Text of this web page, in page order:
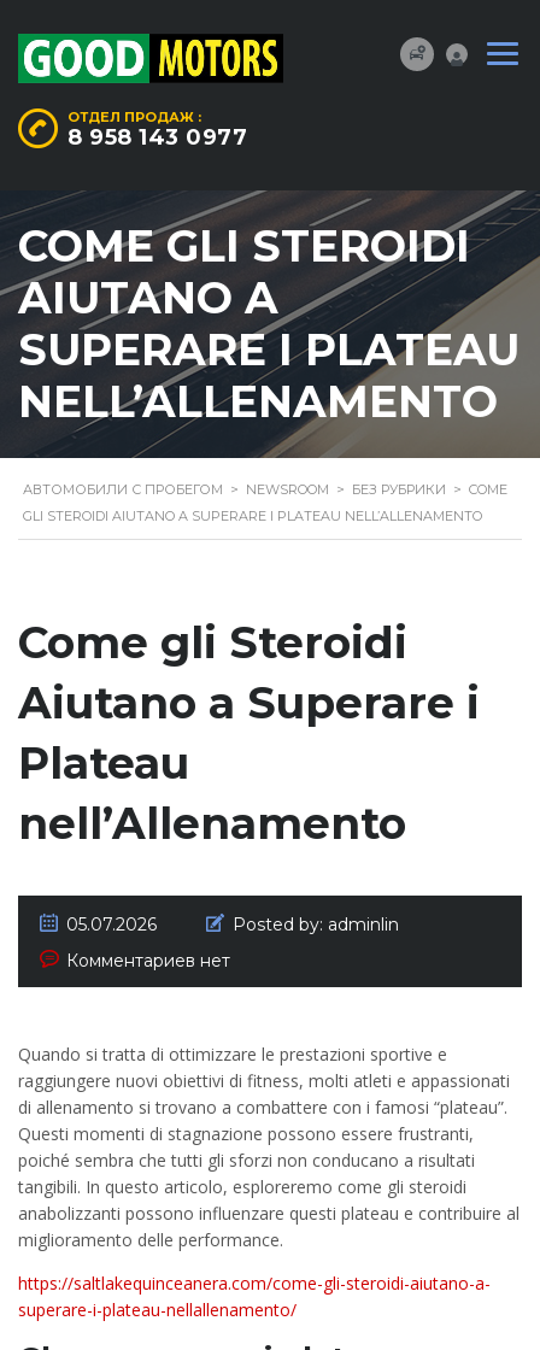
ОТДЕЛ ПРОДАЖ :
8 958 143 0977
COME GLI STEROIDI
AIUTANO A
SUPERARE I PLATEAU
NELL’ALLENAMENTO
АВТОМОБИЛИ С ПРОБЕГОМ > NEWSROOM > БЕЗ РУБРИКИ > COME
GLI STEROIDI AIUTANO A SUPERARE I PLATEAU NELL’ALLENAMENTO
Come gli Steroidi
Aiutano a Superare i
Plateau
nell’Allenamento
05.07.2026 Posted by: adminlin
Комментариев нет
Quando si tratta di ottimizzare le prestazioni sportive e
raggiungere nuovi obiettivi di fitness, molti atleti e appassionati
di allenamento si trovano a combattere con i famosi “plateau”.
Questi momenti di stagnazione possono essere frustranti,
poiché sembra che tutti gli sforzi non conducano a risultati
tangibili. In questo articolo, esploreremo come gli steroidi
anabolizzanti possono influenzare questi plateau e contribuire al
miglioramento delle performance.
https://saltlakequinceanera.com/come-gli-steroidi-aiutano-a-
superare-i-plateau-nellallenamento/